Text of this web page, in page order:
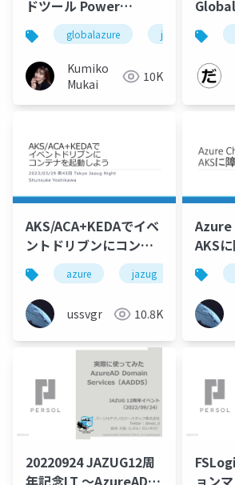
ドツール Power
Platform とは？ 相乗
効果でAzure での開発
をもっと素早く簡単
に！ - Global Azure
Japan 2024
globalazure jazug
Kumiko
Mukai
10K
ート
Azure
事情～
AKS/ACA+KEDAでイベ
ントドリブンにコンテ
ナを起動しよう
azure jazug
ussvgr 10.8K
AKS
みた
20220924 JAZUG12周
年記念LT ～AzureAD
ョン